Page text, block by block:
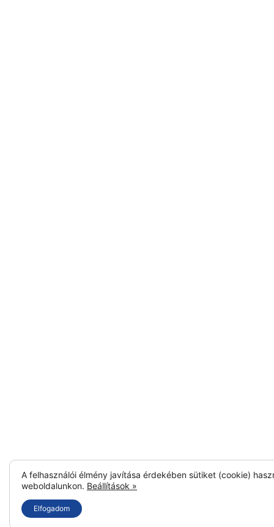
A felhasználói élmény javítása érdekében sütiket (cookie)
weboldalunkon. Beállítások »
Elfogadom